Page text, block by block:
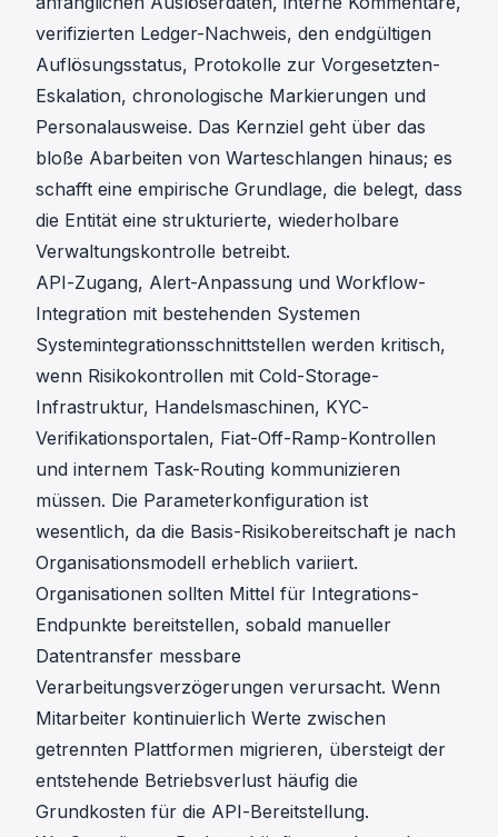
verifizierten Ledger-Nachweis, den endgültigen
Auflösungsstatus, Protokolle zur Vorgesetzten-
Eskalation, chronologische Markierungen und
Personalausweise. Das Kernziel geht über das
bloße Abarbeiten von Warteschlangen hinaus; es
schafft eine empirische Grundlage, die belegt, dass
die Entität eine strukturierte, wiederholbare
Verwaltungskontrolle betreibt.
API-Zugang, Alert-Anpassung und Workflow-
Integration mit bestehenden Systemen
Systemintegrationsschnittstellen werden kritisch,
wenn Risikokontrollen mit Cold-Storage-
Infrastruktur, Handelsmaschinen, KYC-
Verifikationsportalen, Fiat-Off-Ramp-Kontrollen
und internem Task-Routing kommunizieren
müssen. Die Parameterkonfiguration ist
wesentlich, da die Basis-Risikobereitschaft je nach
Organisationsmodell erheblich variiert.
Organisationen sollten Mittel für Integrations-
Endpunkte bereitstellen, sobald manueller
Datentransfer messbare
Verarbeitungsverzögerungen verursacht. Wenn
Mitarbeiter kontinuierlich Werte zwischen
getrennten Plattformen migrieren, übersteigt der
entstehende Betriebsverlust häufig die
Grundkosten für die API-Bereitstellung.